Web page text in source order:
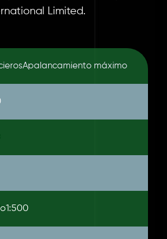
Limited.
Apalancamiento máximo
1:500